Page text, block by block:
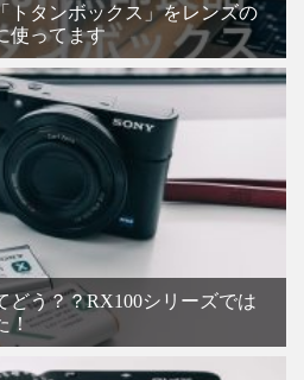
トタンボックス」をレンズの
使ってます
どう？？RX100シリーズでは
！